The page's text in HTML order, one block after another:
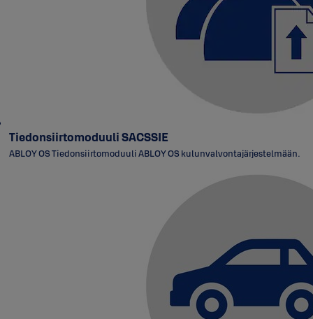
Tiedonsiirtomoduuli SACSSIE
ABLOY OS Tiedonsiirtomoduuli ABLOY OS kulunvalvontajärjestelmään.